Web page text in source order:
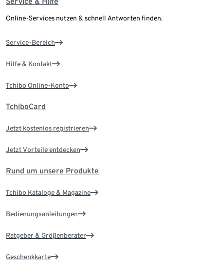
Online-Services nutzen & schnell Antworten finden.
Service-Bereich
Hilfe & Kontakt
Tchibo Online-Konto
TchiboCard
Jetzt kostenlos registrieren
Jetzt Vorteile entdecken
Rund um unsere Produkte
Tchibo Kataloge & Magazine
Bedienungsanleitungen
Ratgeber & Größenberater
Geschenkkarte